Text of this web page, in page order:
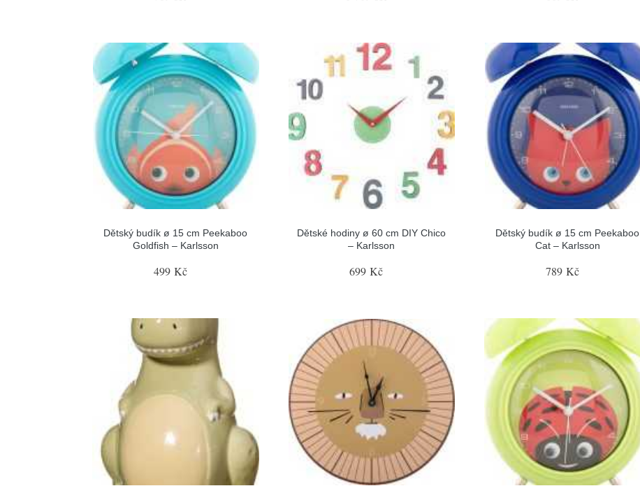
Dětský budík ø 15 cm Peekaboo
Goldfish – Karlsson
499 Kč
Dětské hodiny ø 60 cm DIY Chico
– Karlsson
699 Kč
Dětský budík ø 15 cm Peekaboo
Cat – Karlsson
789 Kč